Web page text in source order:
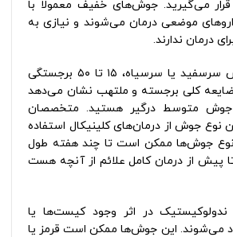
می‌گیرید. جوش‌های خفیف معمولا با
موضعی درمان می‌شوند و نیازی به
درمان ندارند.
تعداد ۲۰ تا ۱۰۰ جوش سرسفید یا سرسیاه، ۱۵ تا ۵۰ برجستگی
ملتهب و ۳۰ تا ۱۲۵ ضایعه کلی برجسته و ملتهب نشان می‌دهد
جوش متوسط درگیر هستید. متخصصان
نوع جوش از درمان‌های کلینیکال استفاده
نوع جوش‌ها ممکن است تا چند هفته طول
پیش از درمان کامل علائم از آنچه هست
در اثر وجود کیست‌ها یا
می‌شوند. این جوش‌ها ممکن است قرمز یا